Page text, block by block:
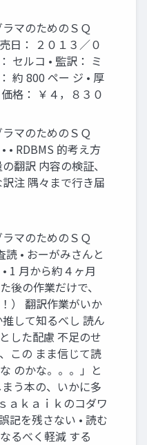
マのためのＳＱ
日： ２０１３／０
セルコ • 監訳： ミ
約 800 ペー ジ • 厚
格： ￥４，８３０
マのためのＳＱ
• RDBMS 的考え方
翻訳 内容の検証、
注 隅々まで行き届
マのためのＳＱ
• おーがみさんと
1 月から約４ヶ月
後の作業だけで、
） 翻訳作業がいか
して知るべし 読ん
した配慮 不足のせ
この まま信じて読
のかな。。。」と
う本の、いかに多
ａｋａｉｋのコダワ
記を残さない • 読む
るべく軽減 する